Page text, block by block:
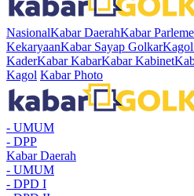
NasionalKabar DaerahKabar
KekaryaanKabar Sayap Golkar
KaderKabar KabarKabar Kabinet
Kagol Kabar Photo
- UMUM
- DPP
Kabar Daerah
- UMUM
- DPD I